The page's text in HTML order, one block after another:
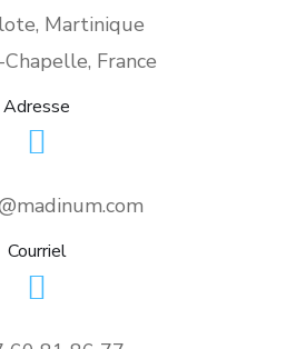
Martinique
France
Adresse
Courriel